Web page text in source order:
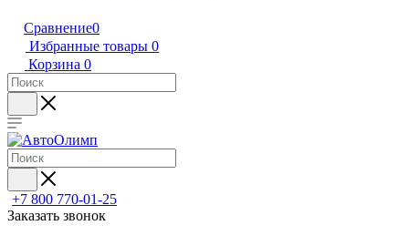
Сравнение0
Избранные товары 0
Корзина 0
+7 800 770-01-25
Заказать звонок